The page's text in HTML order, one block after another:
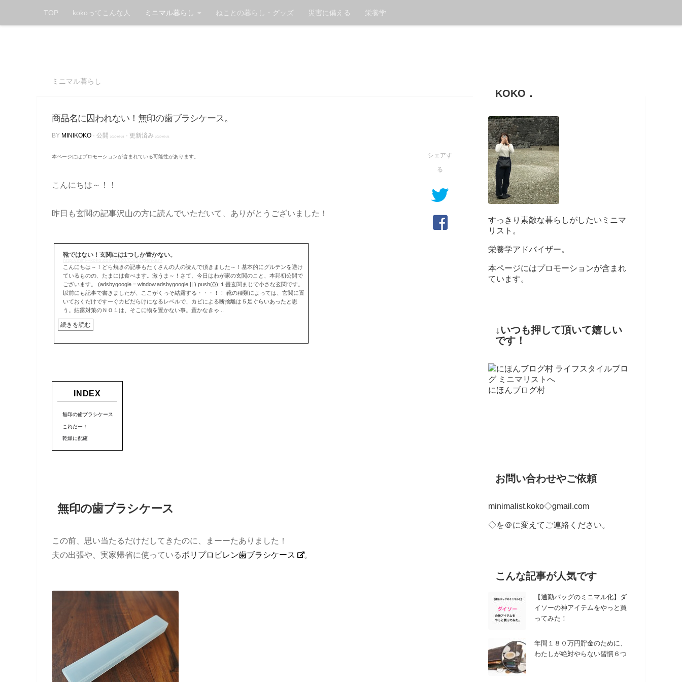
Skip to content
TOP kokoってこんな人 ミニマル暮らし ねことの暮らし・グッズ 災害に備える 栄養学
ミニマル暮らし
商品名に囚われない！無印の歯ブラシケース。
BY MINIKOKO · 公開 2020-03-21 · 更新済み 2020-03-21
本ページにはプロモーションが含まれている可能性があります。
こんにちは～！！
昨日も玄関の記事沢山の方に読んでいただいて、ありがとうございました！
靴ではない！玄関には1つしか置かない。
こんにちは～！どら焼きの記事もたくさんの人の読んで頂きました～！基本的にグルテンを避け
ているものの、たまには食べます。激うま～！さて、今日はわが家の玄関のこと、本邦初公開で
ございます。 (adsbygoogle = window.adsbygoogle || ).push({});１畳玄関まじで小さな玄関です。
以前にも記事で書きましたが、ここがくっそ結露する・・・！！ 靴の種類によっては、玄関に置
いておくだけですーぐカビだらけになるレベルで、カビによる断捨離は５足ぐらいあったと思
う。結露対策のＮＯ１は、そこに物を置かない事。置かなきゃ...
続きを読む
INDEX
無印の歯ブラシケース
これだー！
乾燥に配慮
無印の歯ブラシケース
この前、思い当たるだけだしてきたのに、まーーたありました！
夫の出張や、実家帰省に使っているポリプロピレン歯ブラシケース 。
シェアす
る
KOKO．
すっきり素敵な暮らしがしたいミニマ
リスト。
栄養学アドバイザー。
本ページにはプロモーションが含まれ
ています。
↓いつも押して頂いて嬉しい
です！
にほんブログ村
お問い合わせやご依頼
minimalist.koko◇gmail.com
◇を＠に変えてご連絡ください。
こんな記事が人気です
【通勤バッグのミニマル化】ダ
イソーの神アイテムをやっと買
ってみた！
年間１８０万円貯金のために、
わたしが絶対やらない習慣６つ